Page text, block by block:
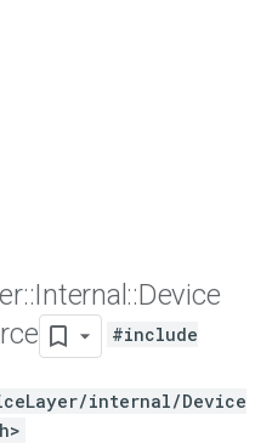
::Internal ::Device
#include
internal/Device